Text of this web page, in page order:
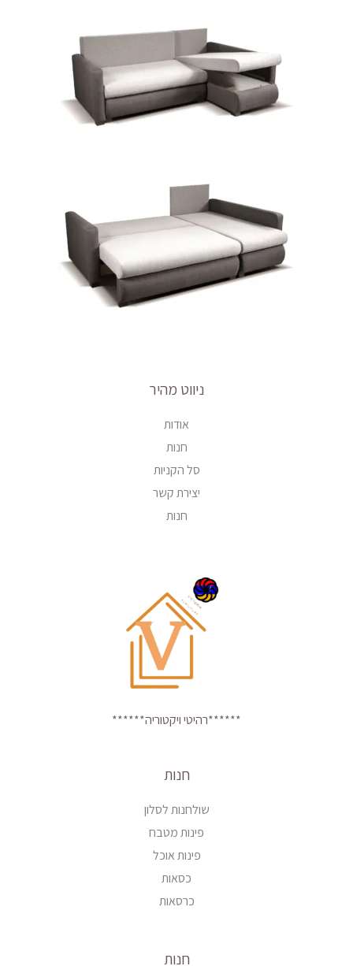
ניווט מהיר
אודות
חנות
סל הקניות
יצירת קשר
חנות
******רהיטי ויקטוריה******
חנות
שולחנות לסלון
פינות מטבח
פינות אוכל
כסאות
כרסאות
חנות